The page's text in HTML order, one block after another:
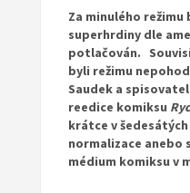
Za minulého režimu
superhrdiny dle
potlačován.
byli režimu
Saudeka
reedice komiksu
krátce v
normalizace anebo
médium komiksu v